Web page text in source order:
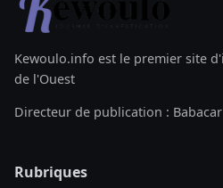
Kewoulo.info est le premier site
de l'Ouest
Directeur de publication :
Rubriques